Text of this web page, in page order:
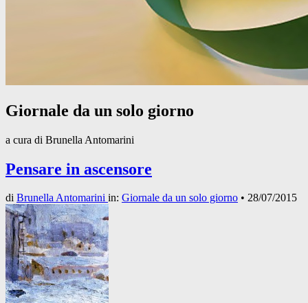
Giornale da un solo giorno
a cura di Brunella Antomarini
Pensare in ascensore
di Brunella Antomarini in: Giornale da un solo giorno • 28/07/2015